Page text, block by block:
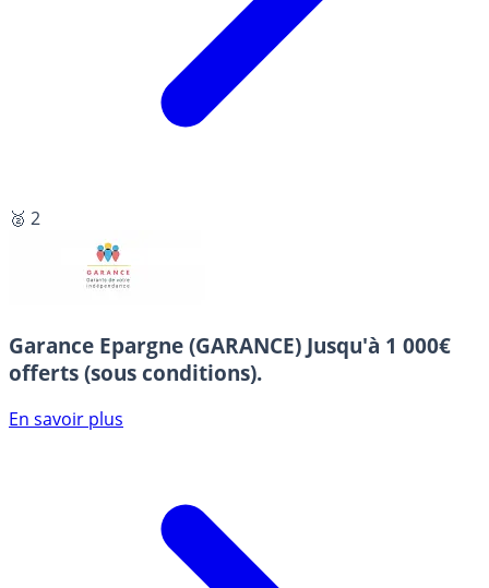
🥈 2
Garance Epargne (GARANCE) Jusqu'à 1 000€
offerts (sous conditions).
En savoir plus